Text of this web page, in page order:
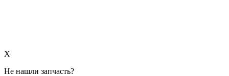
X
Не нашли запчасть?